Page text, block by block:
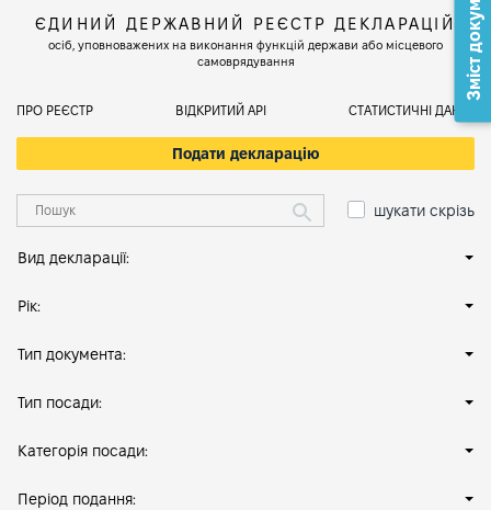
ЄДИНИЙ ДЕРЖАВНИЙ РЕЄСТР ДЕКЛАРАЦІЙ
осіб, уповноважених на виконання функцій держави або місцевого
самоврядування
ПРО РЕЄСТР ВІДКРИТИЙ АРІ СТАТИСТИЧНІ ДАНІ
Подати декларацію
шукати скрізь
Вид декларації:
Рік:
Тип документа:
Тип посади:
Категорія посади:
Період подання:
Зміст документа